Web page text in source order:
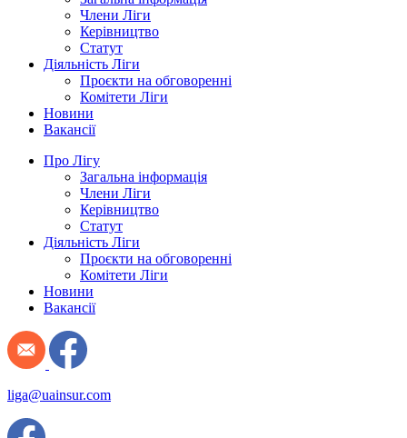
Члени Ліги
Керівництво
Статут
Діяльність Ліги
Проєкти на обговоренні
Комітети Ліги
Новини
Вакансії
Про Лігу
Загальна інформація
Члени Ліги
Керівництво
Статут
Діяльність Ліги
Проєкти на обговоренні
Комітети Ліги
Новини
Вакансії
liga@uainsur.com